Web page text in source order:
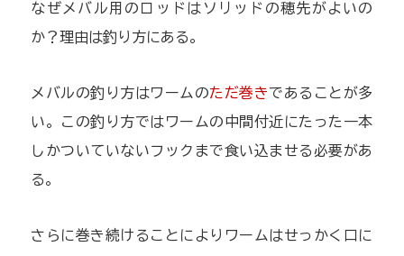
なぜメバル用のロッドはソリッドの穂先がよいの
か？理由は釣り方にある。
メバルの釣り方はワームのただ巻きであることが多
い。この釣り方ではワームの中間付近にたった一本
しかついていないフックまで食い込ませる必要があ
る。
さらに巻き続けることによりワームはせっかく口に